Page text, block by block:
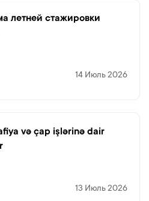
летней стажировки
14 Июль 2026
və çap işlərinə dair
13 Июль 2026